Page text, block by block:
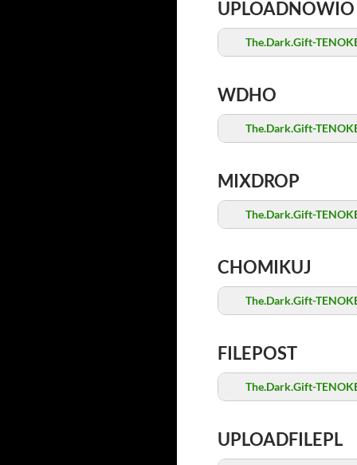
UPLOADNOWIO
The.Dark.Gift-
WDHO
The.Dark.Gift-
MIXDROP
The.Dark.Gift-
CHOMIKUJ
The.Dark.Gift-
FILEPOST
The.Dark.Gift-
UPLOADFILEPL